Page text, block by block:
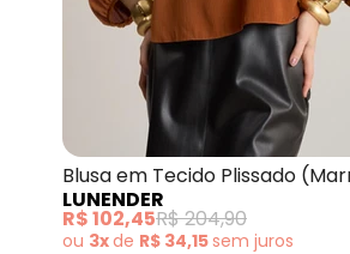
Blusa em Tecido Plissado
LUNENDER
R$ 102,45R$ 204,90
ou 3xde R$ 34,15sem juros